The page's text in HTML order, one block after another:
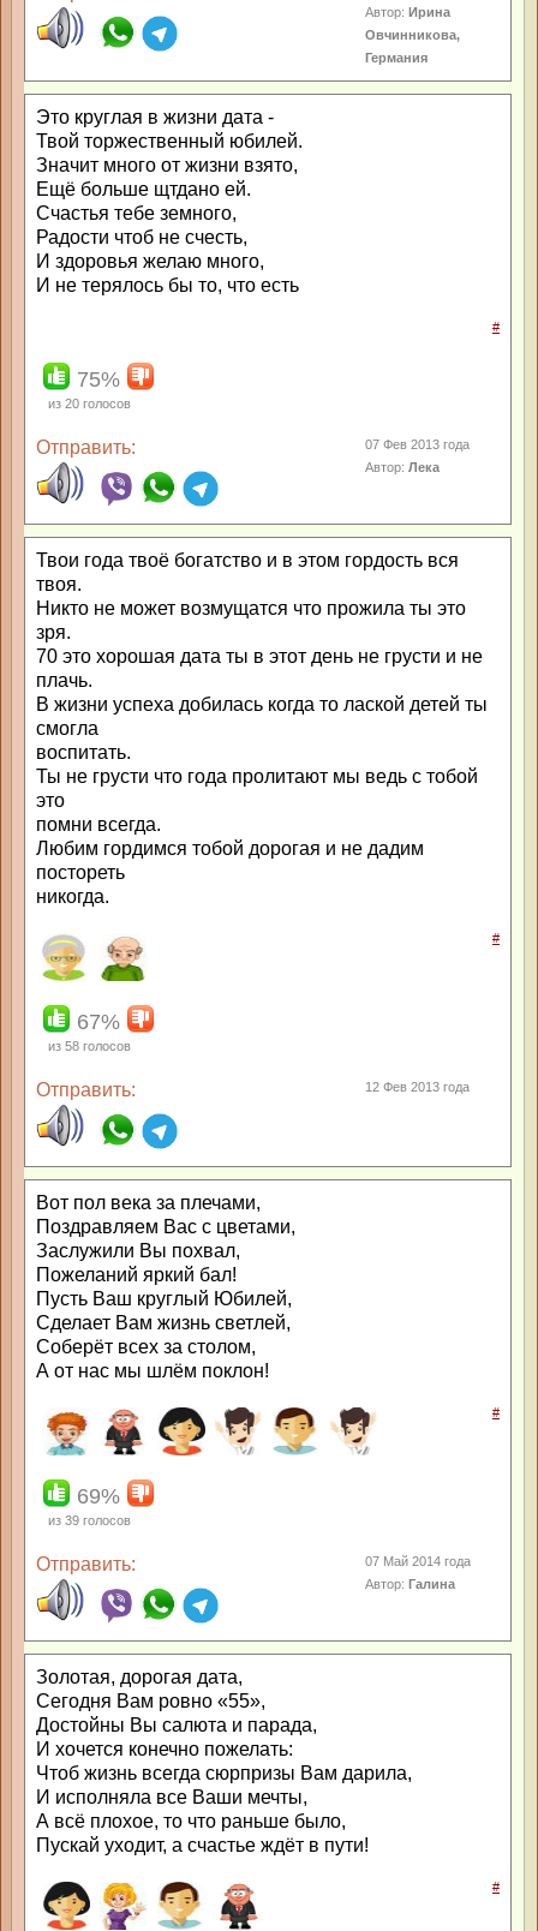
Автор:Ирина
Овчинникова,
Германия
Это круглая в жизни дата -
Твой торжественный юбилей.
Значит много от жизни взято,
Ещё больше щтдано ей.
Счастья тебе земного,
Радости чтоб не счесть,
И здоровья желаю много,
И не терялось бы то, что есть
#
75%
из 20 голосов
Отправить:
07 Фев 2013 года
Автор:Лека
Твои года твоё богатство и в этом гордость вся
твоя.
Никто не может возмущатся что прожила ты это
зря.
70 это хорошая дата ты в этот день не грусти и не
плачь.
В жизни успеха добилась когда то лаской детей ты
смогла
воспитать.
Ты не грусти что года пролитают мы ведь с тобой
это
помни всегда.
Любим гордимся тобой дорогая и не дадим
постореть
никогда.
#
67%
из 58 голосов
Отправить: 12 Фев 2013 года
Вот пол века за плечами,
Поздравляем Вас с цветами,
Заслужили Вы похвал,
Пожеланий яркий бал!
Пусть Ваш круглый Юбилей,
Сделает Вам жизнь светлей,
Соберёт всех за столом,
А от нас мы шлём поклон!
#
69%
из 39 голосов
Отправить:
07 Май 2014 года
Автор:Галина
Золотая, дорогая дата,
Сегодня Вам ровно «55»,
Достойны Вы салюта и парада,
И хочется конечно пожелать:
Чтоб жизнь всегда сюрпризы Вам дарила,
И исполняла все Ваши мечты,
А всё плохое, то что раньше было,
Пускай уходит, а счастье ждёт в пути!
#